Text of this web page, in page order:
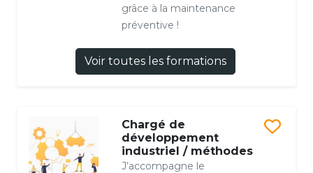
grâce à la maintenance
préventive !
Voir toutes les formations
Chargé de
développement
industriel / méthodes
J’accompagne le